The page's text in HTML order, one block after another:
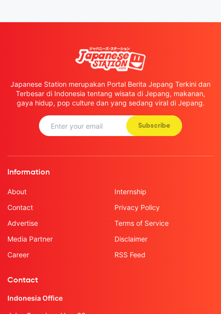
Japanese Station merupakan Portal Berita Jepang Terkini dan
Terbesar di Indonesia tentang wisata di Jepang, makanan,
gaya hidup, pop culture dan yang sedang viral di Jepang.
Subscribe
Information
About
Contact
Advertise
Media Partner
Career
Internship
Privacy Policy
Terms of Service
Disclaimer
RSS Feed
Contact
Indonesia Office